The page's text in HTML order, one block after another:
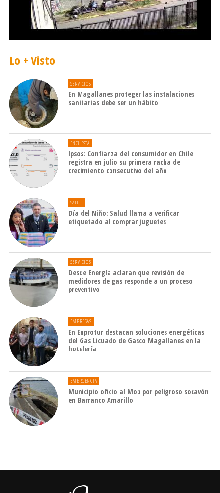
Lo + Visto
SERVICIOS
En Magallanes proteger las instalaciones
sanitarias debe ser un hábito
ENCUESTA
Ipsos: Confianza del consumidor en Chile
registra en julio su primera racha de
crecimiento consecutivo del año
SALUD
Día del Niño: Salud llama a verificar
etiquetado al comprar juguetes
SERVICIOS
Desde Energía aclaran que revisión de
medidores de gas responde a un proceso
preventivo
EMPRESAS
En Enprotur destacan soluciones energéticas
del Gas Licuado de Gasco Magallanes en la
hotelería
EMERGENCIA
Municipio oficio al Mop por peligroso socavón
en Barranco Amarillo